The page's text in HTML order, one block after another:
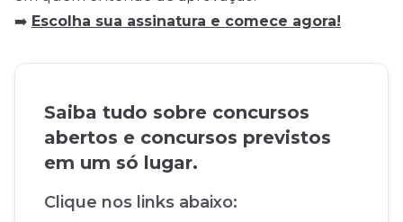
➡️ Escolha sua assinatura e comece agora!
Saiba tudo sobre concursos
abertos e concursos previstos
em um só lugar.
Clique nos links abaixo: